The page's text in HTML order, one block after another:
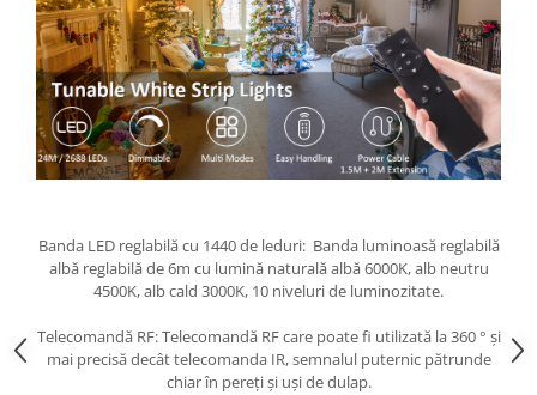
Banda LED reglabilă cu 1440 de leduri: Banda luminoasă reglabilă
albă reglabilă de 6m cu lumină naturală albă 6000K, alb neutru
4500K, alb cald 3000K, 10 niveluri de luminozitate.
Telecomandă RF: Telecomandă RF care poate fi utilizată la 360 ° și
mai precisă decât telecomanda IR, semnalul puternic pătrunde
chiar în pereți și uși de dulap.